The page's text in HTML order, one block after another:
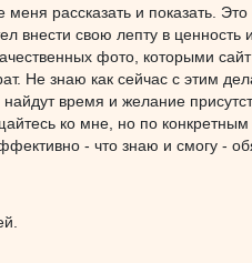
рассказать и показать.
внести свою лепту в
фото, которыми
Не знаю как сейчас с этим
найдут время и желание
ко мне, но по
- что знаю и смогу -